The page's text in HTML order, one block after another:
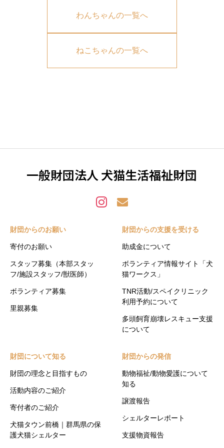
わんちゃんの一覧へ
ねこちゃんの一覧へ
一般財団法人 犬猫生活福祉財団
財団からのお願い
寄付のお願い
スタッフ募集（本部スタッ
フ/施設スタッフ/獣医師）
ボランティア募集
里親募集
財団からの支援を受ける
助成金について
ボランティア情報サイト「犬
猫ワークス」
TNR活動/スペイクリニック
利用予約について
多頭飼育崩壊レスキュー支援
について
財団について知る
財団の理念と目指すもの
活動内容のご紹介
寄付者のご紹介
犬猫タウン前橋｜群馬県の保
護犬猫シェルター
財団からの発信
動物福祉/動物愛護について
知る
譲渡報告
シェルターレポート
支援物資報告